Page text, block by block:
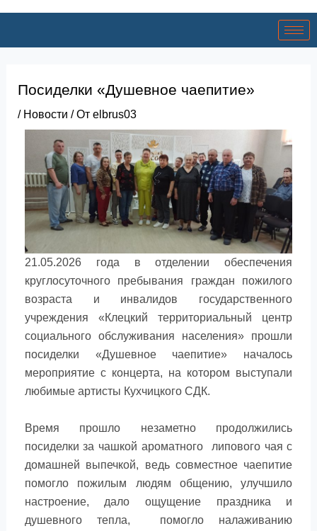
Посиделки «Душевное чаепитие»
/ Новости / От elbrus03
21.05.2026 года в отделении обеспечения
круглосуточного пребывания граждан пожилого
возраста и инвалидов государственного
учреждения «Клецкий территориальный центр
социального обслуживания населения» прошли
посиделки «Душевное чаепитие» началось
мероприятие с концерта, на котором выступали
любимые артисты Кухчицкого СДК.
Время прошло незаметно продолжились
посиделки за чашкой ароматного липового чая с
домашней выпечкой, ведь совместное чаепитие
помогло пожилым людям общению, улучшило
настроение, дало ощущение праздника и
душевного тепла, помогло налаживанию